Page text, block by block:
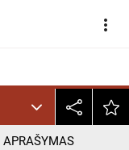
more_vert
APRAŠYMAS